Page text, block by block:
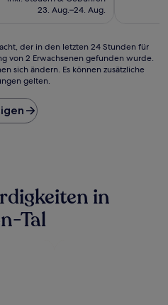
beträgt
23. Aug.–24. Aug.
der in den letzten 24 Stunden für
von 2 Erwachsenen gefunden wurde.
sich ändern. Es können zusätzliche
gelten.
in
Tal